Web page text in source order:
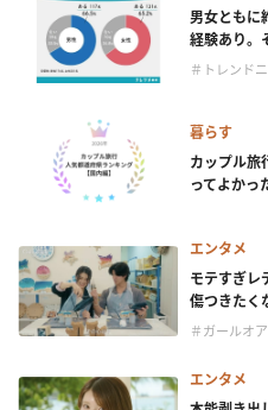
男女ともに
経験あり。
＃トレンド
暮らす
カップル
ってよかっ
エンタメ
モテすぎレ
傷つきたく
＃ガールオ
エンタメ